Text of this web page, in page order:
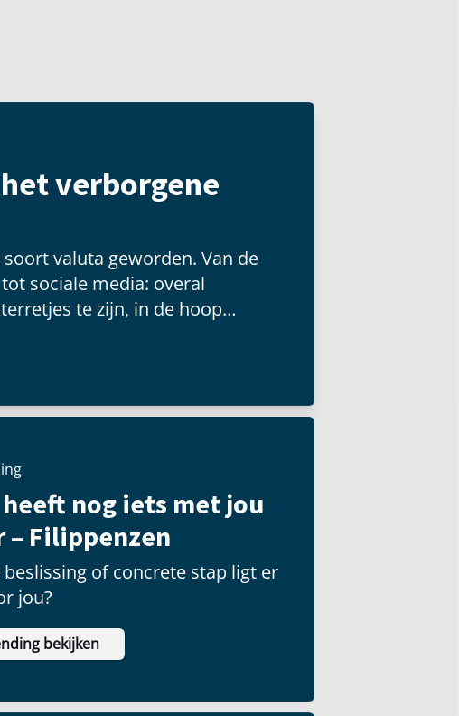
verborgene
valuta geworden. Van de
sociale media: overal
te zijn, in de hoop
een groot publiek kunnen
heeft nog iets met jou
– Filippenzen
beslissing of concrete stap ligt er
jou?
bekijken